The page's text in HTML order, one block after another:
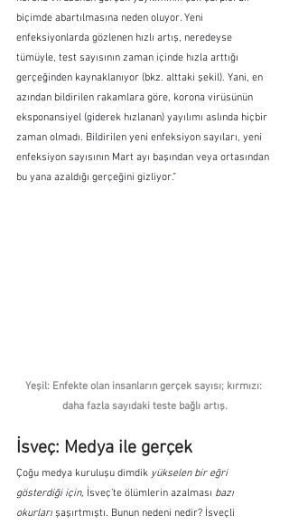
biçimde abartılmasına neden oluyor. Yeni
enfeksiyonlarda gözlenen hızlı artış, neredeyse
tümüyle, test sayısının zaman içinde hızla arttığı
gerçeğinden kaynaklanıyor (bkz. alttaki şekil). Yani, en
azından bildirilen rakamlara göre, korona virüsünün
eksponansiyel (giderek hızlanan) yayılımı aslında hiçbir
zaman olmadı. Bildirilen yeni enfeksiyon sayıları, yeni
enfeksiyon sayısının Mart ayı başından veya ortasından
bu yana azaldığı gerçeğini gizliyor.”
Yeşil: Enfekte olan insanların gerçek sayısı; kırmızı:
daha fazla sayıdaki teste bağlı artış.
İsveç: Medya ile gerçek
Çoğu medya kuruluşu dimdik yükselen bir eğri
gösterdiği için, İsveç’te ölümlerin azalması bazı
okurları şaşırtmıştı. Bunun nedeni nedir? İsveçli